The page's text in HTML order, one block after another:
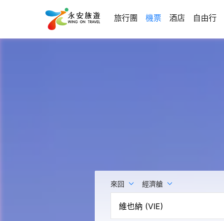
旅行團 機票 酒店 自由行
來回 經濟艙